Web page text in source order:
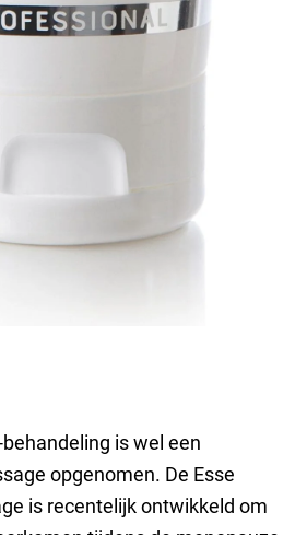
is wel een
opgenomen. De Esse
is recentelijk ontwikkeld om